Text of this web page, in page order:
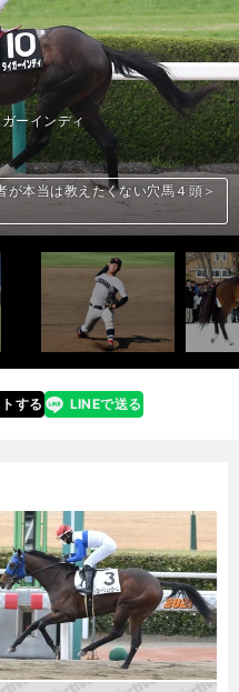
ーインディ
が本当は教えたくない穴馬４頭＞
ン。大谷秀和のボランチ論
。それでも最大の武器は制球力だ
ディープインパクトを上回る
する
line LINEで送る